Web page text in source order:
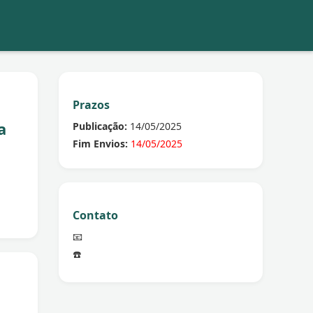
Prazos
Publicação: 14/05/2025
Fim Envios: 14/05/2025
Contato
📧
☎️